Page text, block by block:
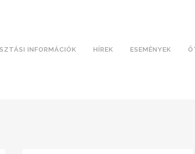
INFORMÁCIÓK HÍREK ESEMÉNYEK